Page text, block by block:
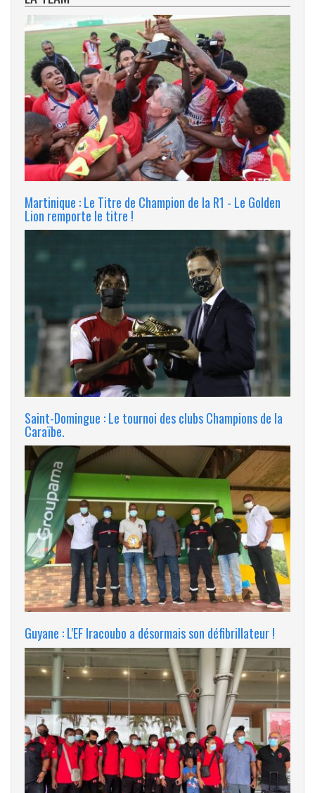
Martinique : Le Titre de Champion de la R1 - Le Golden
Lion remporte le titre !
Saint-Domingue : Le tournoi des clubs Champions de la
Caraïbe.
Guyane : L'EF Iracoubo a désormais son défibrillateur !